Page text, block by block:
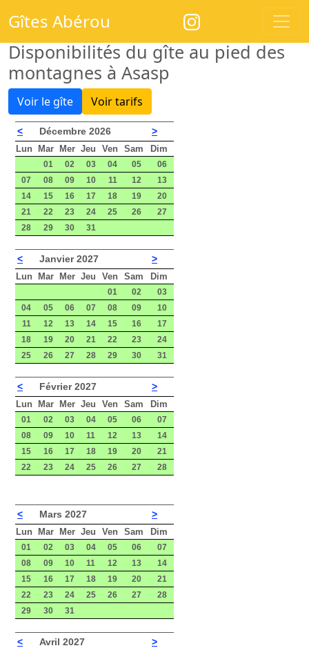
Gîtes Abérou
Disponibilités du gîte au pied des
montagnes à Asasp
Voir le gîte Voir tarifs
< Décembre 2026 >
Lun Mar Mer Jeu Ven Sam Dim
01 02 03 04 05
06
07
08 09 10 11 12
13
14
15 16 17 18 19
20
21
22 23 24 25 26
27
28
29 30 31
< Janvier 2027 >
Lun Mar Mer Jeu Ven Sam Dim
01 02
03
04
05 06 07 08 09
10
11
12 13 14 15 16
17
18
19 20 21 22 23
24
25
26 27 28 29 30 31
< Février 2027 >
Lun Mar Mer Jeu Ven Sam Dim
01 02 03 04 05 06
07
08
09 10 11 12 13
14
15
16 17 18 19 20
21
22
23 24 25 26 27 28
< Mars 2027 >
Lun Mar Mer Jeu Ven Sam Dim
01 02 03 04 05 06
07
08
09 10 11 12 13
14
15
16 17 18 19 20
21
22
23 24 25 26 27
28
29
30 31
< Avril 2027 >